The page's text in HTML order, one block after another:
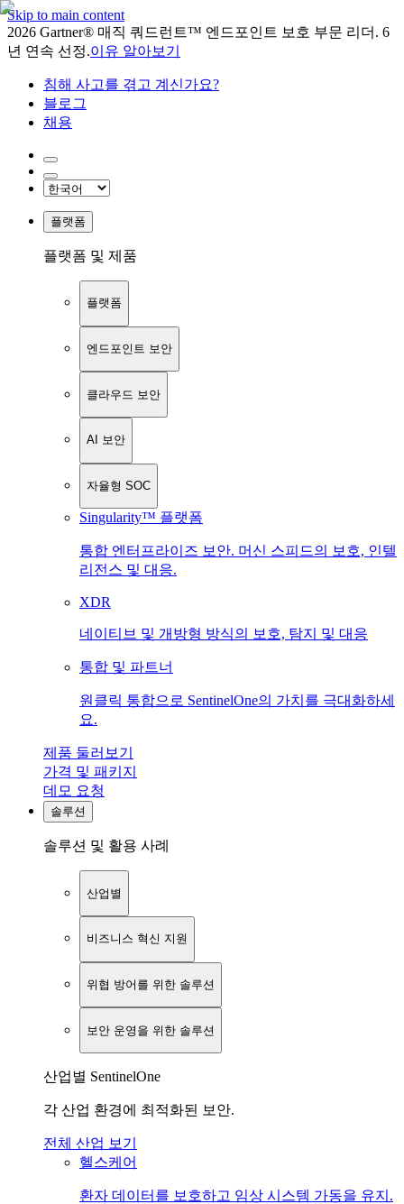
Skip to main content
2026 Gartner® 매직 쿼드런트™ 엔드포인트 보호 부문 리더. 6
년 연속 선정.이유 알아보기
침해 사고를 겪고 계신가요?
블로그
채용
플랫폼
플랫폼 및 제품
플랫폼
엔드포인트 보안
클라우드 보안
AI 보안
자율형 SOC
Singularity™ 플랫폼
통합 엔터프라이즈 보안. 머신 스피드의 보호, 인텔
리전스 및 대응.
XDR
네이티브 및 개방형 방식의 보호, 탐지 및 대응
통합 및 파트너
원클릭 통합으로 SentinelOne의 가치를 극대화하세
요.
제품 둘러보기
가격 및 패키지
데모 요청
솔루션
솔루션 및 활용 사례
산업별
비즈니스 혁신 지원
위협 방어를 위한 솔루션
보안 운영을 위한 솔루션
산업별 SentinelOne
각 산업 환경에 최적화된 보안.
전체 산업 보기
헬스케어
환자 데이터를 보호하고 임상 시스템 가동을 유지.